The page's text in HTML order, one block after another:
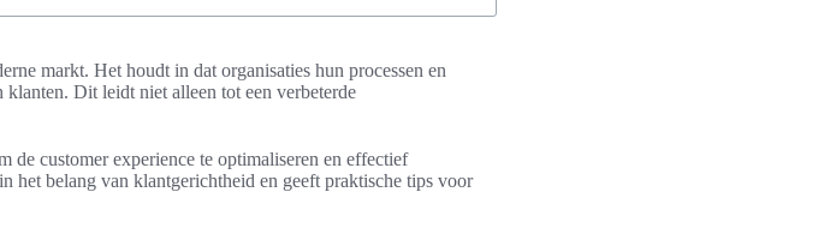
markt. Het houdt in dat organisaties hun processen en
klanten. Dit leidt niet alleen tot een verbeterde
de customer experience te optimaliseren en effectief
het belang van klantgerichtheid en geeft praktische tips voor